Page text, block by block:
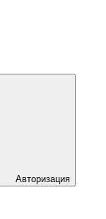
Авторизация